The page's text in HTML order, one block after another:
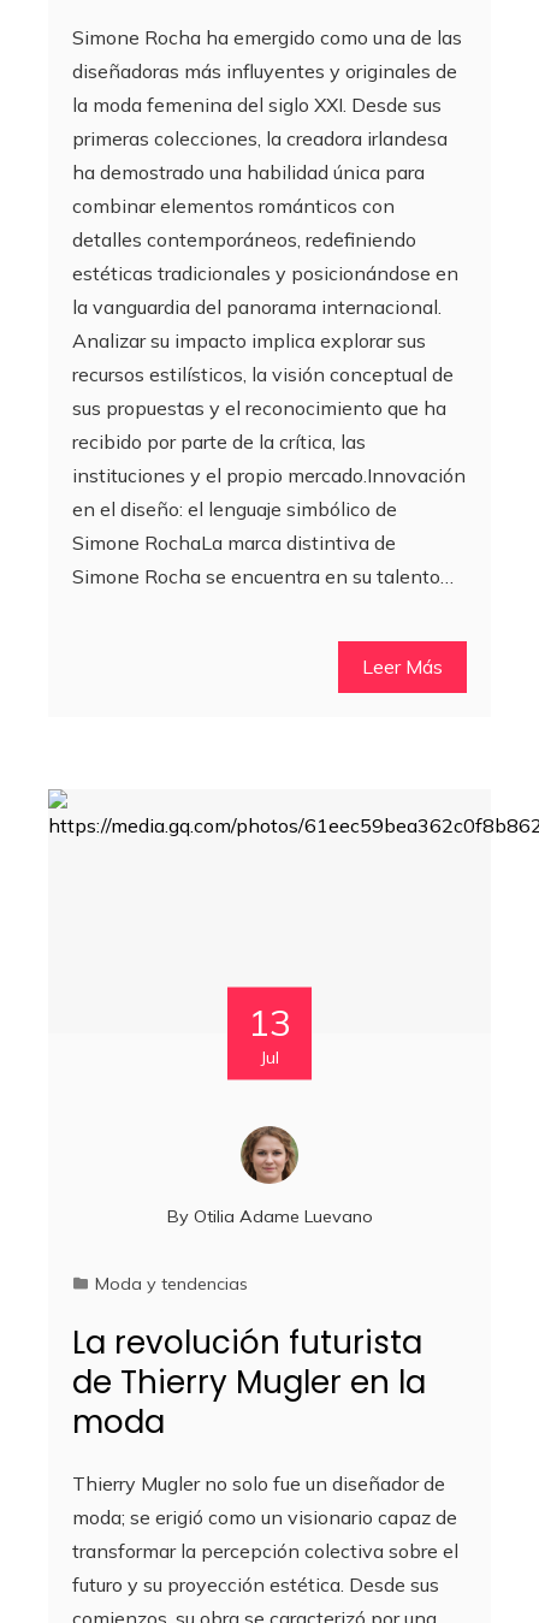
Simone Rocha ha emergido como una de las
diseñadoras más influyentes y originales de
la moda femenina del siglo XXI. Desde sus
primeras colecciones, la creadora irlandesa
ha demostrado una habilidad única para
combinar elementos románticos con
detalles contemporáneos, redefiniendo
estéticas tradicionales y posicionándose en
la vanguardia del panorama internacional.
Analizar su impacto implica explorar sus
recursos estilísticos, la visión conceptual de
sus propuestas y el reconocimiento que ha
recibido por parte de la crítica, las
instituciones y el propio mercado.Innovación
en el diseño: el lenguaje simbólico de
Simone RochaLa marca distintiva de
Simone Rocha se encuentra en su talento…
Leer Más
13
Jul
By Otilia Adame Luevano
Moda y tendencias
La revolución futurista
de Thierry Mugler en la
moda
Thierry Mugler no solo fue un diseñador de
moda; se erigió como un visionario capaz de
transformar la percepción colectiva sobre el
futuro y su proyección estética. Desde sus
comienzos, su obra se caracterizó por una